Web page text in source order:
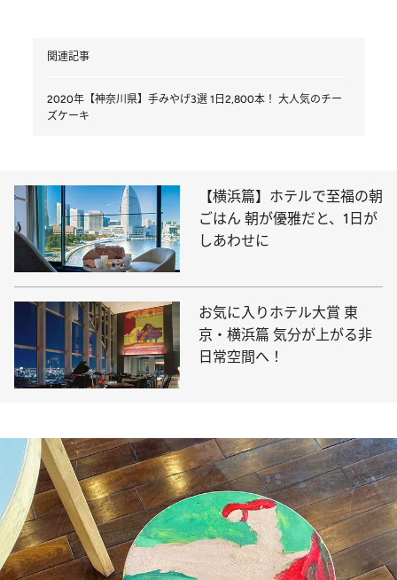
関連記事
2020年【神奈川県】手みやげ3選 1日2,800本！ 大人気のチー
ズケーキ
【横浜篇】ホテルで至福の朝
ごはん 朝が優雅だと、1日が
しあわせに
お気に入りホテル大賞 東
京・横浜篇 気分が上がる非
日常空間へ！